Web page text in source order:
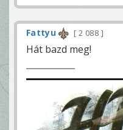
Fattyu 2 088
Hát bazd meg!